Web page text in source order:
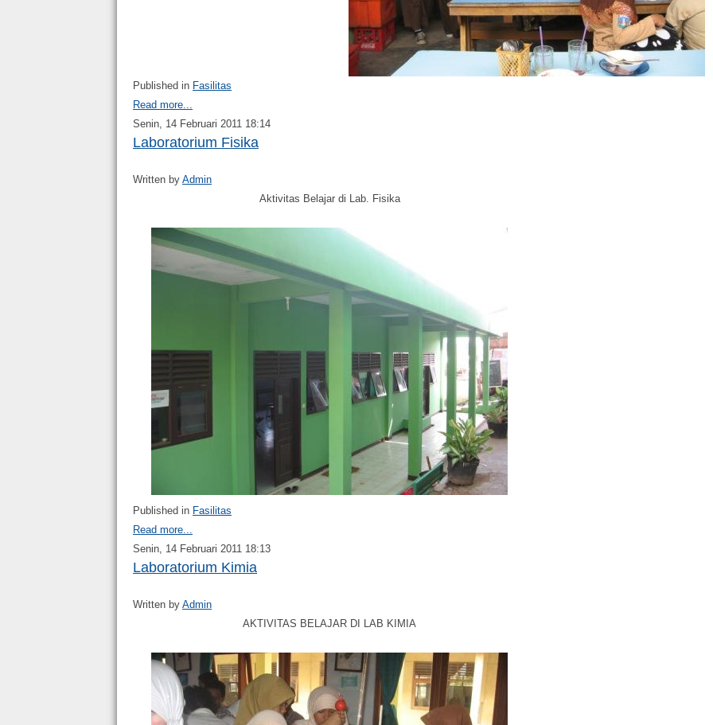
Published in Fasilitas
Read more...
Senin, 14 Februari 2011 18:14
Laboratorium Fisika
Written by Admin
Aktivitas Belajar di Lab. Fisika
Published in Fasilitas
Read more...
Senin, 14 Februari 2011 18:13
Laboratorium Kimia
Written by Admin
AKTIVITAS BELAJAR DI LAB KIMIA